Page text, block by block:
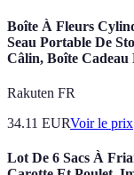
Boîte À Fleurs
Seau Portable De
Câlin, Boîte
Rakuten FR
34.11 EURVoir le prix
Lot De 6 Sacs À